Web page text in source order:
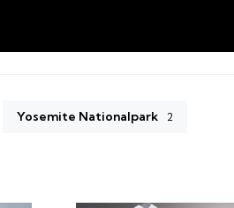
Yosemite Nationalpark 2